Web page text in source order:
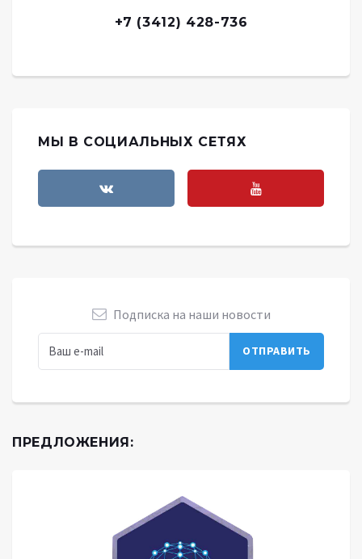
+7 (3412) 428-736
МЫ В СОЦИАЛЬНЫХ СЕТЯХ
Подписка на наши новости
ПРЕДЛОЖЕНИЯ: